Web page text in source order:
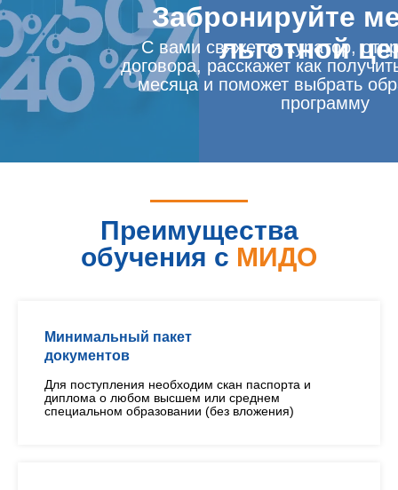
Забронируйте
льготной
С вами свяжется куратор,
договора, расскажет как
месяца и поможет выбрать
программу
Преимущества
обучения с МИДО
Минимальный пакет
документов
Для поступления необходим скан паспорта и
диплома о любом высшем или среднем
специальном образовании (без вложения)